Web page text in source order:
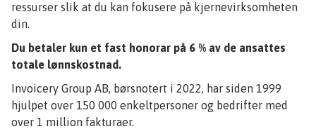
ressurser slik at du kan fokusere på kjernevirksomheten
din.
Du betaler kun et fast honorar på 6 % av de ansattes
totale lønnskostnad.
Invoicery Group AB, børsnotert i 2022, har siden 1999
hjulpet over 150 000 enkeltpersoner og bedrifter med
over 1 million fakturaer.